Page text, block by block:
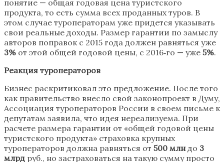
понятие — общая годовая цена туристского
продукта, то есть сумма всех проданных туров. В
этом случае туроператорам уже придется указывать
свои реальные доходы. Размер гарантии по замыслу
авторов поправок с 2015 года должен равняться уже
3% от этой общей годовой цены, с 2016‑го — уже 5%.
Реакция туроператоров
Бизнес раскритиковал это предложение. После того
как правительство внесло свой законопроект в Думу,
Ассоциация туроператоров России в своем письме к
депутатам заявила, что идея нереализуема. При
расчете размера гарантии от «общей годовой цены
туристского продукта» страховка крупных
туроператоров должна равняться от 500 млн до 3
млрд руб., но застраховаться на такую сумму просто